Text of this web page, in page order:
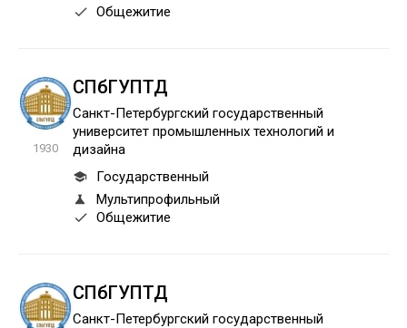
Общежитие
1930
СПбГУПТД
Санкт-Петербургский государственный
университет промышленных технологий и
дизайна
Государственный
Мультипрофильный
Общежитие
СПбГУПТД
Санкт-Петербургский государственный